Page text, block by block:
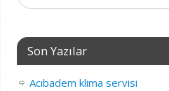
Son Yazılar
Acıbadem klima servisi